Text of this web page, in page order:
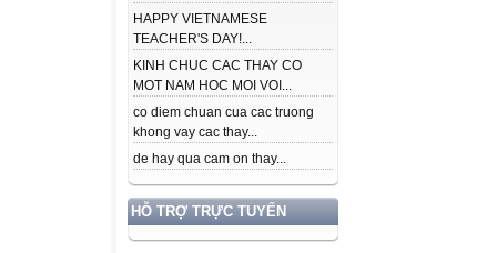
HAPPY VIETNAMESE
TEACHER'S DAY!...
KINH CHUC CAC THAY CO
MOT NAM HOC MOI VOI...
co diem chuan cua cac truong
khong vay cac thay...
de hay qua cam on thay...
HỖ TRỢ TRỰC TUYẾN